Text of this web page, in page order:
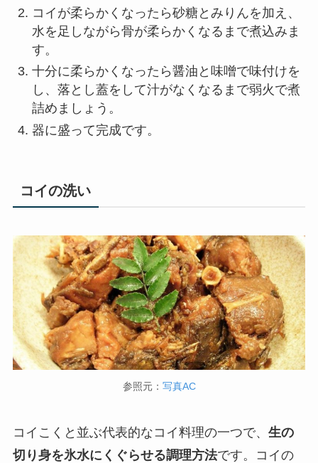
コイが柔らかくなったら砂糖とみりんを加え、
水を足しながら骨が柔らかくなるまで煮込みま
す。
十分に柔らかくなったら醤油と味噌で味付けを
し、落とし蓋をして汁がなくなるまで弱火で煮
詰めましょう。
器に盛って完成です。
コイの洗い
参照元： 写真AC
コイこくと並ぶ代表的なコイ料理の一つで、 生の
切り身を氷水にくぐらせる調理方法です。コイの